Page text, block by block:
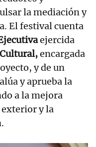
la mediación y
El festival cuenta
ejercida
encargada
y de un
y aprueba la
a la mejora
y la